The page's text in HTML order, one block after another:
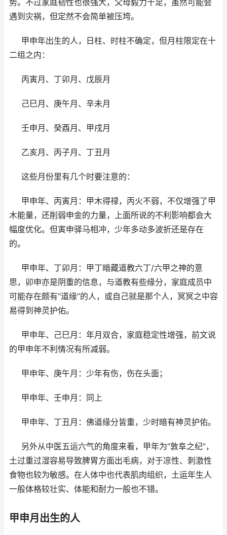
遇到灾祸，但定然不会简单被压垮。
甲申年出生的人，日柱、时柱不确定，但月柱限定在十
二组之内：
丙寅月、丁卯月、戊辰月
己巳月、庚午月、辛未月
壬申月、癸酉月、甲戌月
乙亥月、丙子月、丁丑月
这些月份里有几个时要注意的：
甲申年、丙寅月：甲木得禄，丙火不弱，不仅增强了甲
木能量，还削弱申金的力量，上面所说的不利影响都会大
幅度优化。但寅申驿马相冲，少年多动多波折还是存在
的。
甲申年、丁卯月：甲丁暗藏道教六丁/六甲之神的意
思，卯申亦是阴重的信息，与道教有些缘分，家庭成员中
可能存在颇有“道缘”的人，或自己就是那个人，冥冥之中容
易得到神灵护佑。
甲申年、己巳月：年月双合，家庭稳定性增强，前文说
的甲申年不利情况有所减弱。
甲申年、庚午月：少年有伤，伤在头面；
甲申年、壬申月：同上
甲申年、丁丑月：佛道缘分皆重，少时暗有神灵护佑。
另外从中医五运六气的角度来看，甲年为“敦阜之纪”，
土过重过湿容易导致脾胃方面出毛病，对于凉性、刺激性
食物也较为敏感。在人体中也代表肌肉组织，土运年生人
一般体格较壮实、体能和耐力一般也不错。
甲申月出生的人